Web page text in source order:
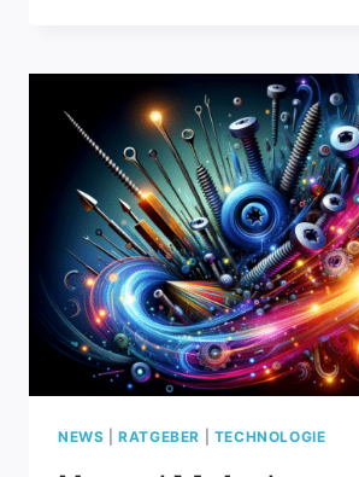
PI
5,
ABER
MIT
EINSCHRÄNKUNGEN
NEWS |RATGEBER TECHNOLOGIE